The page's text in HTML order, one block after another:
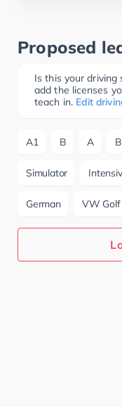
Proposed
Is this your driving
add the licenses
teach in. Edit
A1 B A
Simulator
German VW Golf